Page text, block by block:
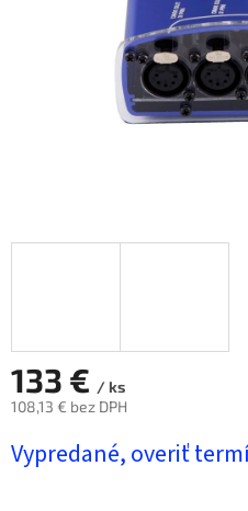
133 € / ks
108,13 € bez DPH
cena:
Vypredané, overiť